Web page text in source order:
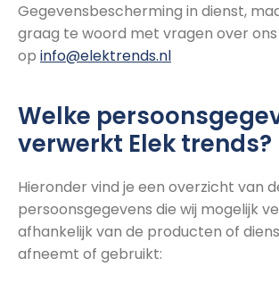
Gegevensbescherming in dienst,
graag te woord met vragen over
op info@elektrends.nl
Welke
verwerkt Elek trends?
Hieronder vind je een overzicht van
persoonsgegevens die wij mogelijk
afhankelijk van de producten of
afneemt of gebruikt: